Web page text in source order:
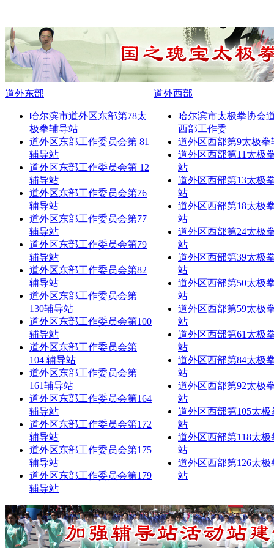
道外东部
哈尔滨市道外区东部第78太
极拳辅导站
道外区东部工作委员会第 81
辅导站
道外区东部工作委员会第 12
辅导站
道外区东部工作委员会第76
辅导站
道外区东部工作委员会第77
辅导站
道外区东部工作委员会第79
辅导站
道外区东部工作委员会第82
辅导站
道外区东部工作委员会第
130辅导站
道外区东部工作委员会第100
辅导站
道外区东部工作委员会第
104 辅导站
道外区东部工作委员会第
161辅导站
道外区东部工作委员会第164
辅导站
道外区东部工作委员会第172
辅导站
道外区东部工作委员会第175
辅导站
道外区东部工作委员会第179
辅导站
道外西部
哈尔滨市太极拳协会
西部工作委
道外区西部第9太极拳
道外区西部第11太极
站
道外区西部第13太极
站
道外区西部第18太极
站
道外区西部第24太极
站
道外区西部第39太极
站
道外区西部第50太极
站
道外区西部第59太极
站
道外区西部第61太极
站
道外区西部第84太极
站
道外区西部第92太极
站
道外区西部第105太极
站
道外区西部第118太极
站
道外区西部第126太极
站